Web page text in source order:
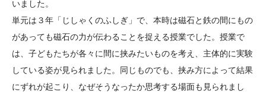
年報一覧 中谷財団レポート
科学教育振興助成・
次世代理系人材育成プ
ログラム助成
アクセス
サイトマップ 中谷財団アーカイブ
日本語
いました。
単元は３年「じしゃくのふしぎ」で、本時は磁石と鉄の間にもの
があっても磁石の力が伝わることを捉える授業でした。授業で
は、子どもたちが各々に間に挟みたいものを考え、主体的に実験
している姿が見られました。同じものでも、挟み方によって結果
にずれが起こり、なぜそうなったか思考する場面も見られまし